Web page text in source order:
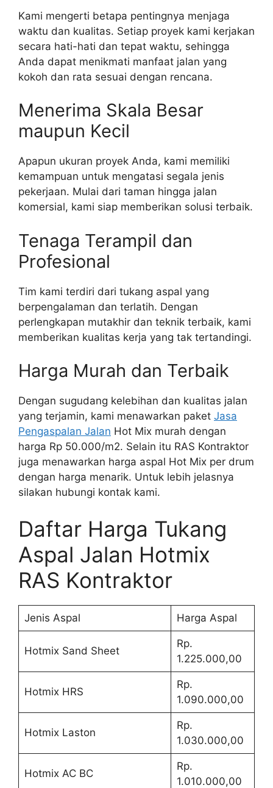
Kami mengerti betapa pentingnya menjaga
waktu dan kualitas. Setiap proyek kami kerjakan
secara hati-hati dan tepat waktu, sehingga
Anda dapat menikmati manfaat jalan yang
kokoh dan rata sesuai dengan rencana.
Menerima Skala Besar
maupun Kecil
Apapun ukuran proyek Anda, kami memiliki
kemampuan untuk mengatasi segala jenis
pekerjaan. Mulai dari taman hingga jalan
komersial, kami siap memberikan solusi terbaik.
Tenaga Terampil dan
Profesional
Tim kami terdiri dari tukang aspal yang
berpengalaman dan terlatih. Dengan
perlengkapan mutakhir dan teknik terbaik, kami
memberikan kualitas kerja yang tak tertandingi.
Harga Murah dan Terbaik
Dengan sugudang kelebihan dan kualitas jalan
yang terjamin, kami menawarkan paket Jasa
Pengaspalan Jalan Hot Mix murah dengan
harga Rp 50.000/m2. Selain itu RAS Kontraktor
juga menawarkan harga aspal Hot Mix per drum
dengan harga menarik. Untuk lebih jelasnya
silakan hubungi kontak kami.
Daftar Harga Tukang
Aspal Jalan Hotmix
RAS Kontraktor
Jenis Aspal Harga Aspal
Hotmix Sand Sheet
Rp.
1.225.000,00
Hotmix HRS
Rp.
1.090.000,00
Hotmix Laston
Rp.
1.030.000,00
Hotmix AC BC
Rp.
1.010.000,00